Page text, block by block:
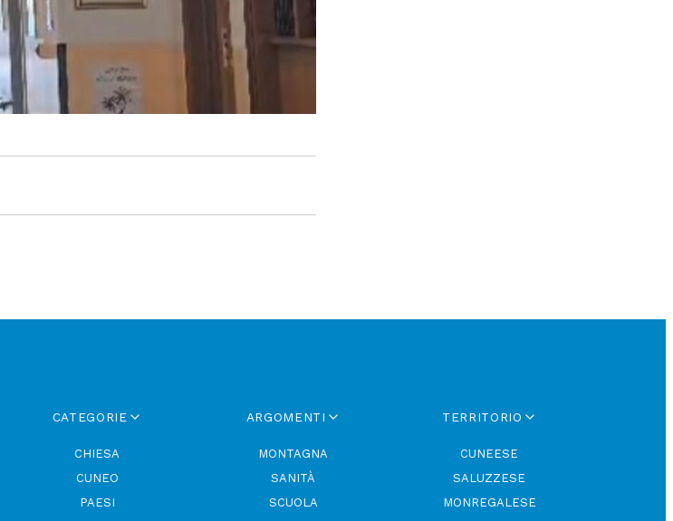
CATEGORIE
CHIESA
CUNEO
PAESI
ARGOMENTI
MONTAGNA
SANITÀ
SCUOLA
TERRITORIO
CUNEESE
SALUZZESE
MONREGALESE